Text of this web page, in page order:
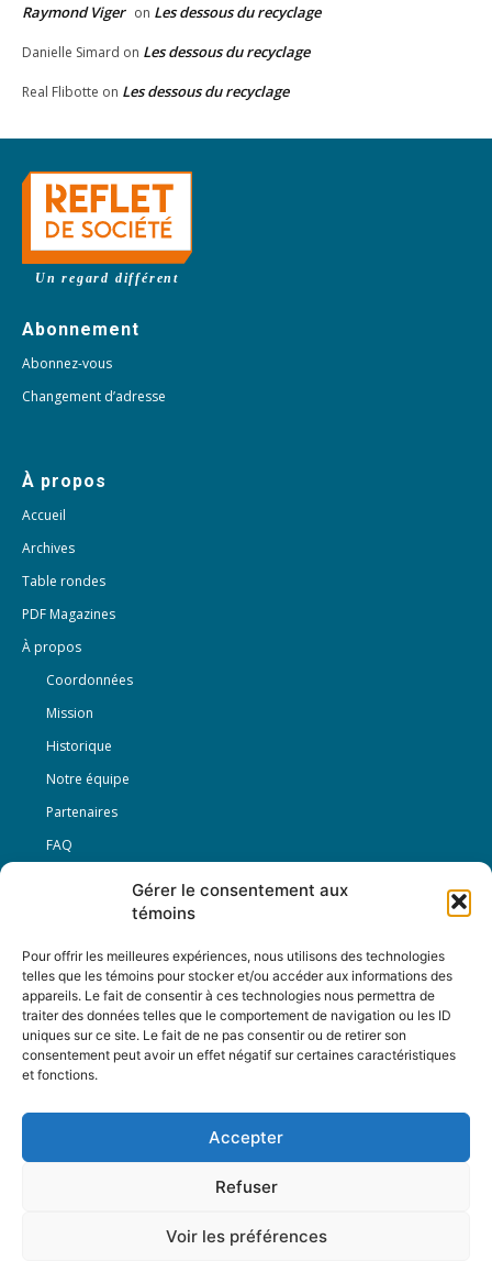
Gérer le consentement aux
témoins
Pour offrir les meilleures expériences, nous utilisons des technologies
telles que les témoins pour stocker et/ou accéder aux informations des
appareils. Le fait de consentir à ces technologies nous permettra de
traiter des données telles que le comportement de navigation ou les ID
uniques sur ce site. Le fait de ne pas consentir ou de retirer son
consentement peut avoir un effet négatif sur certaines caractéristiques
et fonctions.
Accepter
Refuser
Voir les préférences
Raymond Viger on Les dessous du recyclage
Danielle Simard on Les dessous du recyclage
Real Flibotte on Les dessous du recyclage
Un regard différent
Abonnement
Abonnez-vous
Changement d’adresse
À propos
Accueil
Archives
Table rondes
PDF Magazines
À propos
Coordonnées
Mission
Historique
Notre équipe
Partenaires
FAQ
Conditions générales
Nous Suivre
Contactez-nous :
12-3894 rue Sainte-Catherine Est,